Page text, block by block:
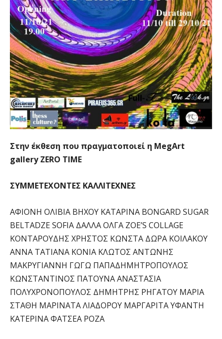
Στην έκθεση που πραγματοποιεί η MegArt
gallery ZERO TIME
ΣΥΜΜΕΤΕΧΟΝΤΕΣ ΚΑΛΛΙΤΕΧΝΕΣ
ΑΦΙΟΝΗ ΟΛΙΒΙΑ ΒΗΧΟΥ ΚΑΤΑΡΙΝΑ BONGARD SUGAR
BELTADZE SOFIA ΔΑΛΛΑ ΟΛΓΑ ZOE’S COLLAGE
ΚΟΝΤΑΡΟΥΔΗΣ ΧΡΗΣΤΟΣ ΚΩΝΣΤΑ ΔΩΡΑ ΚΟΙΛΑΚΟΥ
ΑΝΝΑ ΤΑΤΙΑΝΑ ΚΟΝΙΑ ΚΛΩΤΟΣ ΑΝΤΩΝΗΣ
ΜΑΚΡΥΓΙΑΝΝΗ ΓΩΓΩ ΠΑΠΑΔΗΜΗΤΡΟΠΟΥΛΟΣ
ΚΩΝΣΤΑΝΤΙΝΟΣ ΠΑΤΟΥΝΑ ΑΝΑΣΤΑΣΙΑ
ΠΟΛΥΧΡΟΝΟΠΟΥΛΟΣ ΔΗΜΗΤΡΗΣ ΡΗΓΑΤΟΥ ΜΑΡΙΑ
ΣΤΑΘΗ ΜΑΡΙΝΑΤΑ ΛΙΑΔΟΡΟΥ ΜΑΡΓΑΡΙΤΑ ΥΦΑΝΤΗ
ΚΑΤΕΡΙΝΑ ΦΑΤΣΕΑ ΡΟΖΑ